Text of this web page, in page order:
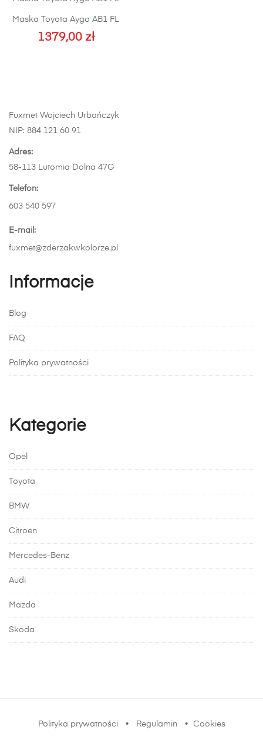
Opcje
można
Maska Toyota Aygo AB1 FL
1379,00 zł
Fuxmet Wojciech Urbańczyk
NIP: 884 121 60 91
Adres:
58-113 Lutomia Dolna 47G
Telefon:
603 540 597
E-mail:
fuxmet@zderzakwkolorze.pl
Informacje
Blog
FAQ
Polityka prywatności
Kategorie
Opel
Toyota
BMW
Citroen
Mercedes-Benz
Audi
Mazda
Skoda
Polityka prywatności• Regulamin• Cookies